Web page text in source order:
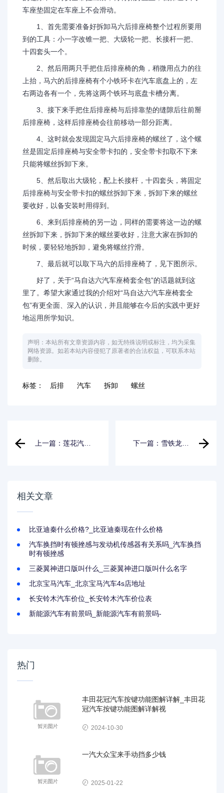
车座垫固定在车座上不会滑动。
1、首先需要准备好拆卸马六后排座椅整个过程所要用
到的工具：小一字改锥一把、大级轮一把、长接杆一把、
十四套头一个。
2、然后用两只手把住后排座椅的角，稍微用点力的往
上抬，马六的后排座椅有个小铁环卡在汽车底盘上的，左
右两边各有一个，先将这两个铁环与底盘卡槽分离。
3、接下来手把住后排座椅与后排靠垫的缝隙后往前掰
后排座椅，这样后排座椅会往前移动一部分距离。
4、这时就会发现固定马六后排座椅的螺丝了，这个螺
丝是固定后排座椅与安全带卡扣的，安全带卡扣取不下来
只能将螺丝拆卸下来。
5、然后取出大级轮，配上长接杆，十四套头，将固定
后排座椅与安全带卡扣的螺丝拆卸下来，拆卸下来的螺丝
要收好，以备安装时用得到。
6、来到后排座椅的另一边，同样的需要将这一边的螺
丝拆卸下来，拆卸下来的螺丝要收好，注意大家在拆卸的
时候，要轻轻地拆卸，避免将螺丝拧滑。
7、最后就可以取下马六的后排座椅了，见下图所示。
好了，关于“马自达六汽车座椅套全包”的话题就到这
里了。希望大家通过我的介绍对“马自达六汽车座椅套全
包”有更全面、深入的认识，并且能够在今后的实践中更好
地运用所学知识。
声明：本站所有文章资源内容，如无特殊说明或标注，均为采集
网络资源。如若本站内容侵犯了原著者的合法权益，可联系本站
删除。
标签： 后排 汽车 拆卸 螺丝
上一篇：莲花汽车
下一篇：雪铁龙汽
相关文章
比亚迪秦什么价格?_比亚迪秦现在什么价格
汽车换挡时有顿挫感与发动机传感器有关系吗_汽车换挡
时有顿挫感
三菱翼神进口版叫什么_三菱翼神进口版叫什么名字
北京宝马汽车_北京宝马汽车4s店地址
长安铃木汽车价位_长安铃木汽车价位表
新能源汽车有前景吗_新能源汽车有前景吗-
热门
丰田花冠汽车按键功能图解详解_丰田花
冠汽车按键功能图解详解视
2024-10-30
一汽大众宝来手动挡多少钱
2025-01-22